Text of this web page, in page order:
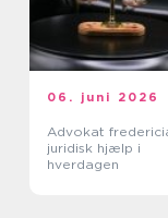
06. juni 2026
Advokat fredericia
juridisk hjælp i
hverdagen